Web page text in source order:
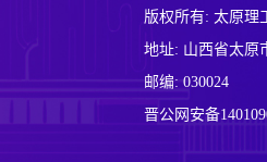
版权所有: 太原理
地址: 山西省太原
邮编: 030024
晋公网安备